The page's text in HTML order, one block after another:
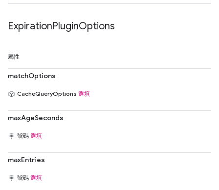
ExpirationPluginOptions
屬性
matchOptions
CacheQueryOptions 選填
maxAgeSeconds
號碼 選填
maxEntries
號碼 選填